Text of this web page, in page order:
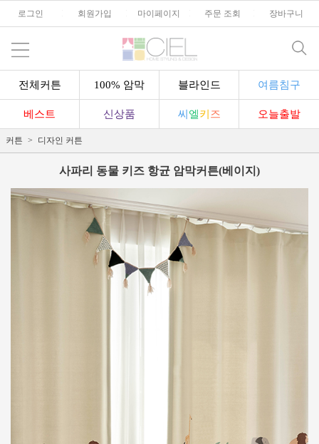
로그인 회원가입 마이페이지 주문 조회 장바구니
전체커튼 100% 암막 블라인드 여름침구
베스트 신상품 씨 엘키 즈 오늘출발
커튼 디자인 커튼
사파리 동물 키즈 항균 암막커튼(베이지)